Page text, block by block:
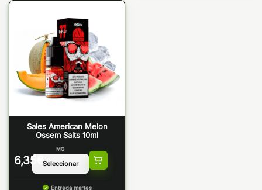
Sales American Melon
Ossem Salts 10ml
6,35 €
MG
Entrega martes